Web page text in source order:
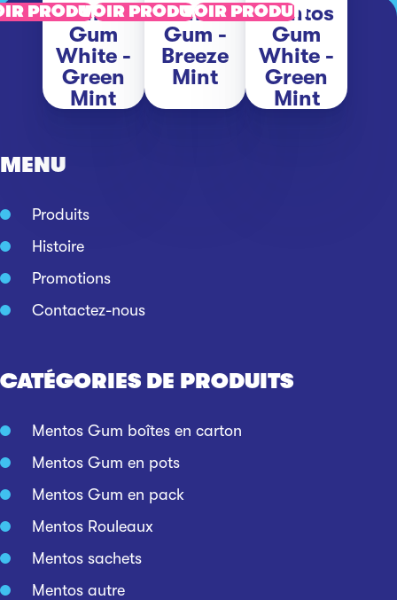
Mentos
Gum
White -
Green
Mint
PRODUIT
Mentos
Gum -
Breeze
Mint
VOIR PRODUIT
Mentos
Gum
White -
Green
Mint
VOIR PRODUIT
MENU
Produits
Histoire
Promotions
Contactez-nous
CATÉGORIES DE PRODUITS
Mentos Gum boîtes en carton
Mentos Gum en pots
Mentos Gum en pack
Mentos Rouleaux
Mentos sachets
Mentos autre